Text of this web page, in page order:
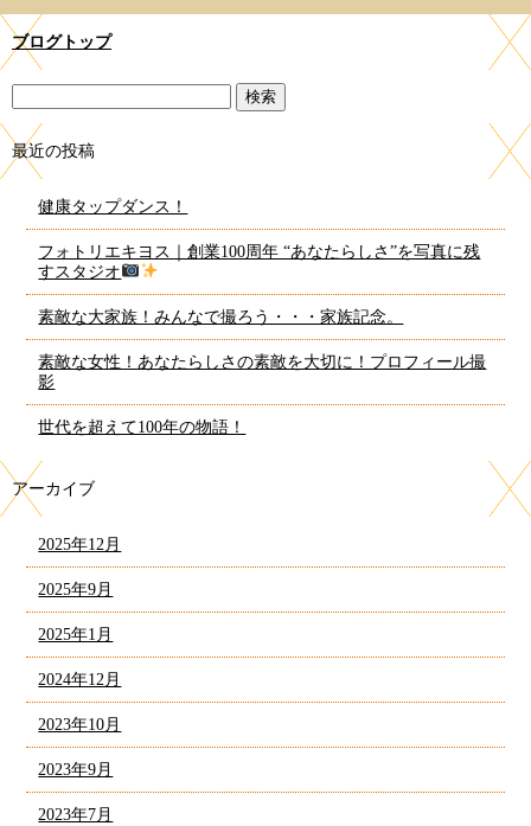
ブログトップ
最近の投稿
健康タップダンス！
フォトリエキヨス｜創業100周年 “あなたらしさ”を写真に残
すスタジオ
素敵な大家族！みんなで撮ろう・・・家族記念。
素敵な女性！あなたらしさの素敵を大切に！プロフィール撮
影
世代を超えて100年の物語！
アーカイブ
2025年12月
2025年9月
2025年1月
2024年12月
2023年10月
2023年9月
2023年7月